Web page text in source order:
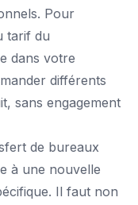
Pour
tarif du
dans votre
différents
sans engagement
de bureaux
à une nouvelle
Il faut non